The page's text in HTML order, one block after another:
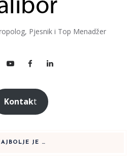
Pjesnik i Top Menadžer
Kontakt
JE …